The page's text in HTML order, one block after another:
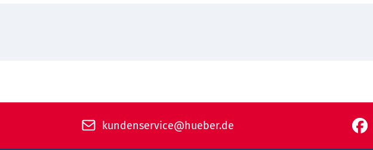
kundenservice@hueber.de